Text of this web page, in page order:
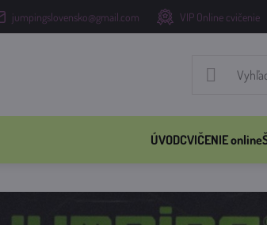
jumpingslovensko@gmail.com VIP Online cvičenie
ÚVODCVIČENIE online